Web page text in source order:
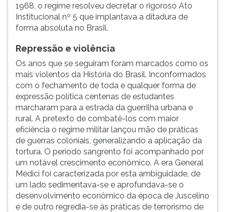
1968, o regime resolveu decretar o rigoroso Ato
Institucional nº 5 que implantava a ditadura de
forma absoluta no Brasil.
Repressão e violência
Os anos que se seguiram foram marcados como os
mais violentos da História do Brasil. Inconformados
com o fechamento de toda e qualquer forma de
expressão política centenas de estudantes
marcharam para a estrada da guerrilha urbana e
rural. A pretexto de combatê-los com maior
eficiência o regime militar lançou mão de práticas
de guerras coloniais, generalizando a aplicação da
tortura. O período sangrento foi acompanhado por
um notável crescimento econômico. A era General
Médici foi caracterizada por esta ambiguidade, de
um lado sedimentava-se e aprofundava-se o
desenvolvimento econômico da época de Juscelino
e de outro regredia-se às práticas de terrorismo de